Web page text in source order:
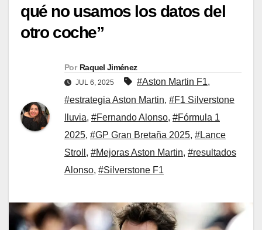
qué no usamos los datos del
otro coche”
Por Raquel Jiménez
JUL 6, 2025 #Aston Martin F1,
#estrategia Aston Martin, #F1 Silverstone
lluvia, #Fernando Alonso, #Fórmula 1
2025, #GP Gran Bretaña 2025, #Lance
Stroll , #Mejoras Aston Martin, #resultados
Alonso, #Silverstone F1